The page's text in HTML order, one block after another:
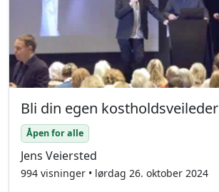
Bli din egen kostholdsveileder
Åpen for alle
Jens Veiersted
994 visninger • lørdag 26. oktober 2024